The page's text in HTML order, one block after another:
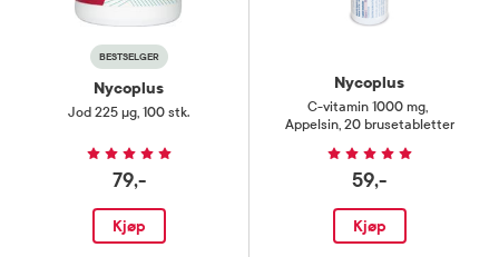
BESTSELGER
Nycoplus
Jod 225 µg, 100 stk.
79,-
Kjøp
Nycoplus
C-vitamin 1000 mg,
Appelsin, 20 brusetabletter
59,-
Kjøp